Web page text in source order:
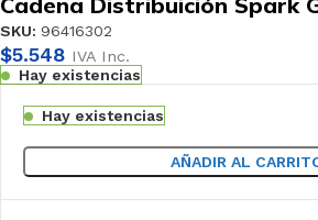
SKU: 96416302
$5.548 IVA Inc.
Hay existencias
Hay existencias
AÑADIR AL